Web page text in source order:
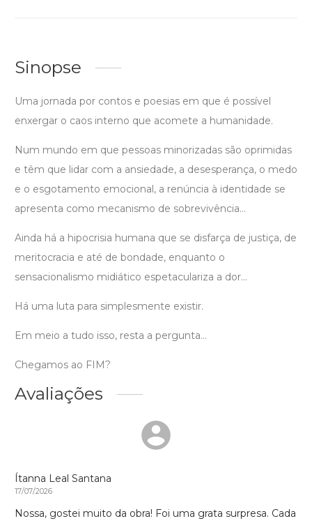
Sinopse
Uma jornada por contos e poesias em que é possível
enxergar o caos interno que acomete a humanidade.
Num mundo em que pessoas minorizadas são oprimidas
e têm que lidar com a ansiedade, a desesperança, o medo
e o esgotamento emocional, a renúncia à identidade se
apresenta como mecanismo de sobrevivência…
Ainda há a hipocrisia humana que se disfarça de justiça, de
meritocracia e até de bondade, enquanto o
sensacionalismo midiático espetaculariza a dor…
Há uma luta para simplesmente existir.
Em meio a tudo isso, resta a pergunta…
Chegamos ao FIM?
Avaliações
Ítanna Leal Santana
17/07/2026
Nossa, gostei muito da obra! Foi uma grata surpresa. Cada